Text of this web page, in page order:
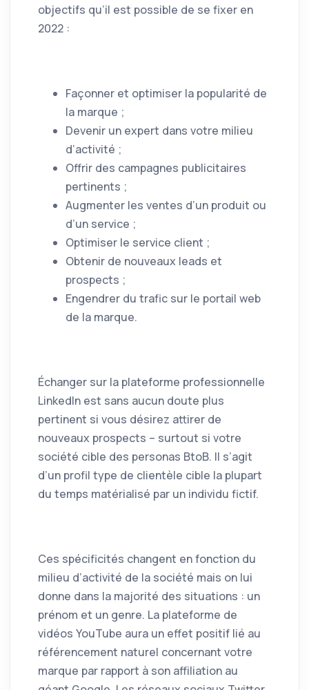
objectifs qu’il est possible de se fixer en
2022 :
Façonner et optimiser la popularité de
la marque ;
Devenir un expert dans votre milieu
d’activité ;
Offrir des campagnes publicitaires
pertinents ;
Augmenter les ventes d’un produit ou
d’un service ;
Optimiser le service client ;
Obtenir de nouveaux leads et
prospects ;
Engendrer du trafic sur le portail web
de la marque.
Échanger sur la plateforme professionnelle
LinkedIn est sans aucun doute plus
pertinent si vous désirez attirer de
nouveaux prospects – surtout si votre
société cible des personas BtoB. Il s’agit
d’un profil type de clientèle cible la plupart
du temps matérialisé par un individu fictif.
Ces spécificités changent en fonction du
milieu d’activité de la société mais on lui
donne dans la majorité des situations : un
prénom et un genre. La plateforme de
vidéos YouTube aura un effet positif lié au
référencement naturel concernant votre
marque par rapport à son affiliation au